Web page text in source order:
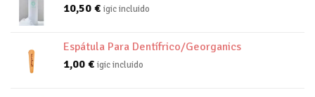
10,50 € igic incluido
Espátula Para Dentífrico/Georganics
1,00 € igic incluido